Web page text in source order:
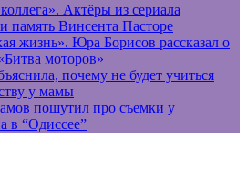
Актёры из сериала
память Винсента Пасторе
жизнь». Юра Борисов рассказал о
моторов»
почему не будет учиться
у мамы
пошутил про съемки у
в “Одиссее”